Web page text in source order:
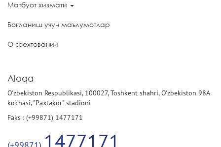
Матбуот хизмати
Боғланиш учун маълумотлар
О фехтовании
Aloqa
O'zbekiston Respublikasi, 100027, Toshkent shahri, O'zbekiston 98A
ko'chasi, "Paxtakor" stadioni
Faks : (+99871) 1477171
1477171